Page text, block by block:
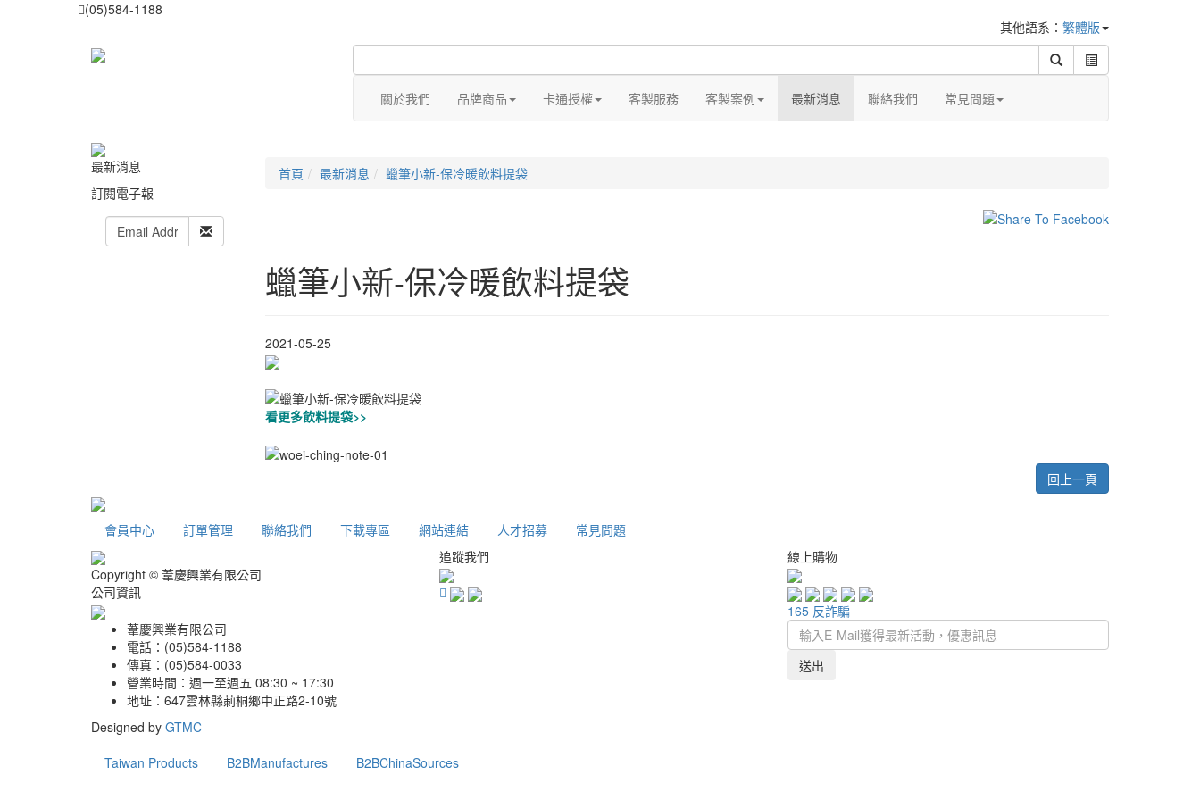
(05)584-1188
其他語系： 繁體版
關於我們 品牌商品 卡通授權 客製服務 客製案例 最新消息 聯絡我們 常見問題
最新消息
訂閱電子報
首頁 最新消息 蠟筆小新-保冷暖飲料提袋
蠟筆小新-保冷暖飲料提袋
2021-05-25
看更多飲料提袋>>
回上一頁
會員中心 訂單管理 聯絡我們 下載專區 網站連結 人才招募 常見問題
Copyright © 葦慶興業有限公司
公司資訊
葦慶興業有限公司
電話：(05)584-1188
傳真：(05)584-0033
營業時間：週一至週五 08:30 ~ 17:30
地址：647雲林縣莿桐鄉中正路2-10號
追蹤我們 線上購物
165 反詐騙
送出
Designed by GTMC
Taiwan Products
B2BManufactures B2BChinaSources